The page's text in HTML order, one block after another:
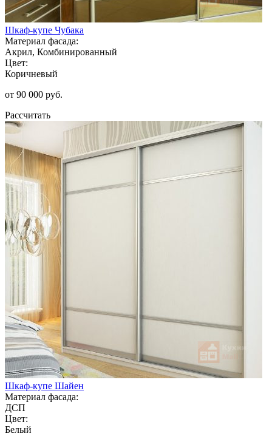
Шкаф-купе Чубака
Материал фасада:
Акрил, Комбинированный
Цвет:
Коричневый
от 90 000 руб.
Рассчитать
Шкаф-купе Шайен
Материал фасада:
ДСП
Цвет:
Белый